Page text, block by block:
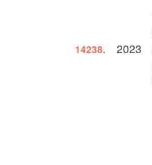
14238. 2023